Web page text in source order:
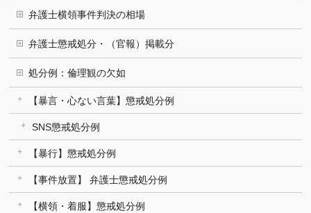
弁護士横領事件判決の相場
弁護士懲戒処分・（官報）掲載分
処分例：倫理観の欠如
【暴言・心ない言葉】懲戒処分例
SNS懲戒処分例
【暴行】懲戒処分例
【事件放置】 弁護士懲戒処分例
【横領・着服】懲戒処分例